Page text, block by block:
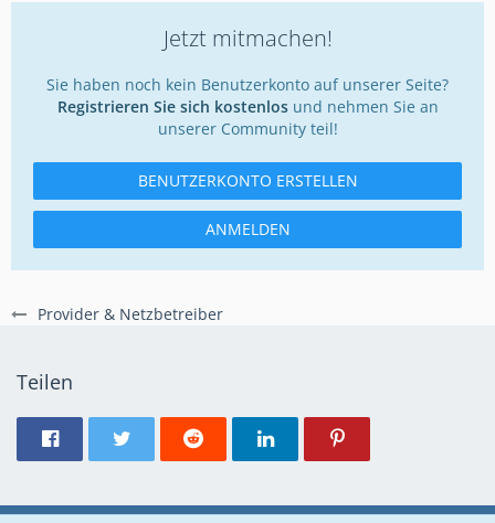
Provider & Netzbetreiber
Jetzt mitmachen!
Sie haben noch kein Benutzerkonto auf unserer Seite?
Registrieren Sie sich kostenlosund nehmen Sie an
unserer Community teil!
BENUTZERKONTO ERSTELLEN
ANMELDEN
Teilen